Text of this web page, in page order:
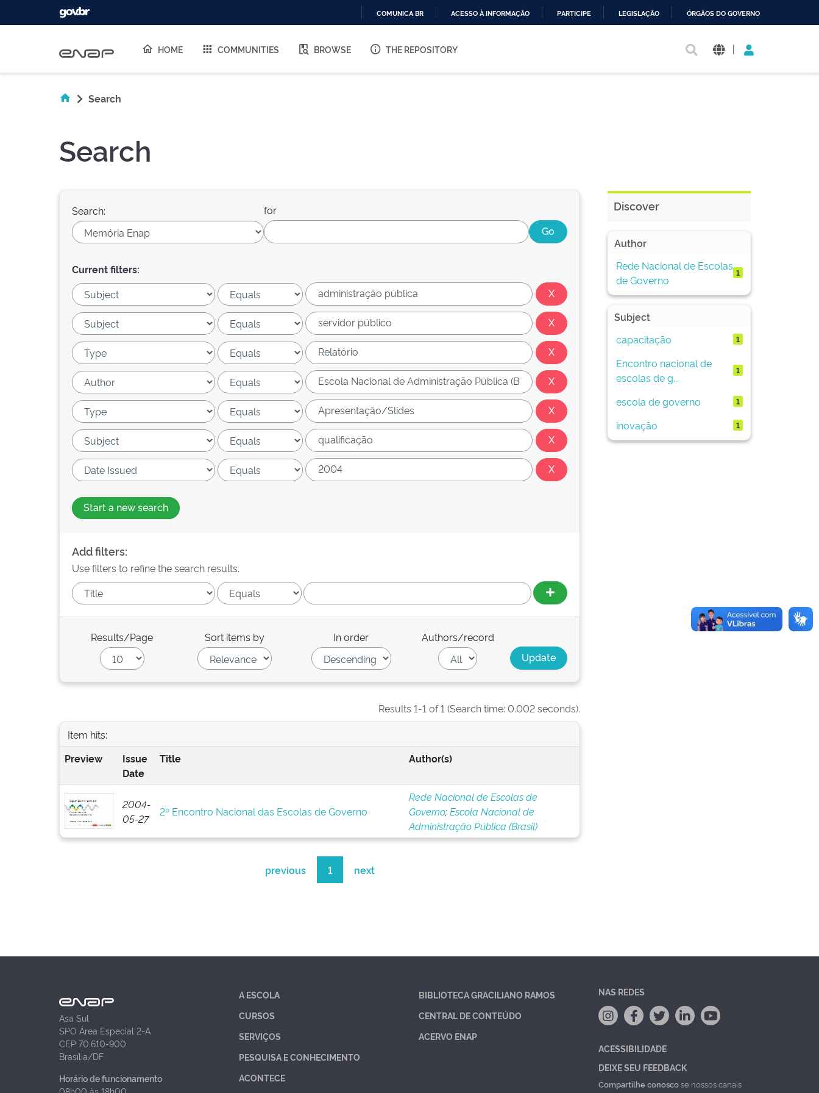
O
COMUNICA BR ACESSO À INFORMAÇÃO PARTICIPE LEGISLAÇÃO ÓRGÃOS DO GOVERNO
HOME COMMUNITIES BROWSE THE REPOSITORY |
Search
Search
Search: for
Current filters:
Start a new search
Add filters:
Use filters to refine the search results.
Results/Page Sort items by In order Authors/record
Results 1-1 of 1 (Search time: 0.002 seconds).
Item hits:
Preview
Issue
Date
Title Author(s)
2004-
05-27
2º Encontro Nacional das Escolas de Governo
Rede Nacional de Escolas de
Governo;Escola Nacional de
Administração Pública (Brasil)
previous 1 next
Discover
Author
Rede Nacional de Escolas
de Governo
1
Subject
capacitação
1
Encontro nacional de
escolas de g...
1
escola de governo 1
inovação 1
Asa Sul
SPO Área Especial 2-A
CEP 70.610-900
Brasília/DF
Horário de funcionamento
A ESCOLA
CURSOS
SERVIÇOS
PESQUISA E CONHECIMENTO
ACONTECE
BIBLIOTECA GRACILIANO RAMOS
CENTRAL DE CONTEÚDO
ACERVO ENAP
NAS REDES
ACESSIBILIDADE
DEIXE SEU FEEDBACK
Compartilhe conoscose nossos canais